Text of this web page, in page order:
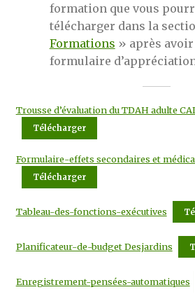
formation que vous
télécharger dans la
Formations » après
formulaire
Trousse d’évaluation du TDAH adulte
Télécharger
Formulaire-effets secondaires et
Télécharger
Tableau-des-fonctions-exécutives
Planificateur-de-budget Desjardins
Enregistrement-pensées-automatiques